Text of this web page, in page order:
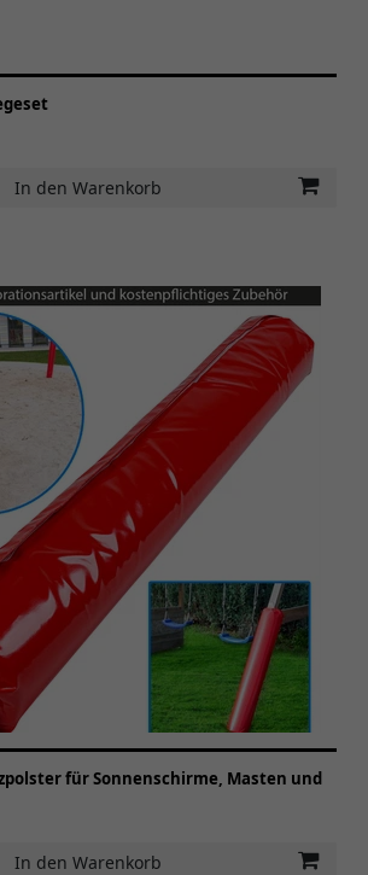
In den Warenkorb
für Sonnenschirme, Masten und
In den Warenkorb